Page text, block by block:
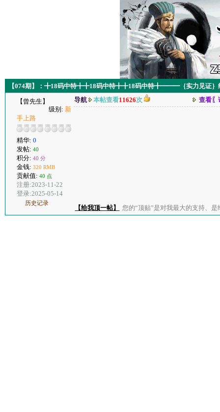
【074期】：╋18码中特╋╋18码中特╋╋18码中特╋━━━｛实力见证｝
【曾先生】
级别: 新
手上路
精华: 0
发帖: 40
积分: 40 分
金钱: 320 RMB
贡献值: 40 点
注册:2023-11-22
登录:2025-05-14
历史记录
导航 本帖查看11626次 查看〖
【给我顶一帖】 您的“顶贴”是对我最大的支持、